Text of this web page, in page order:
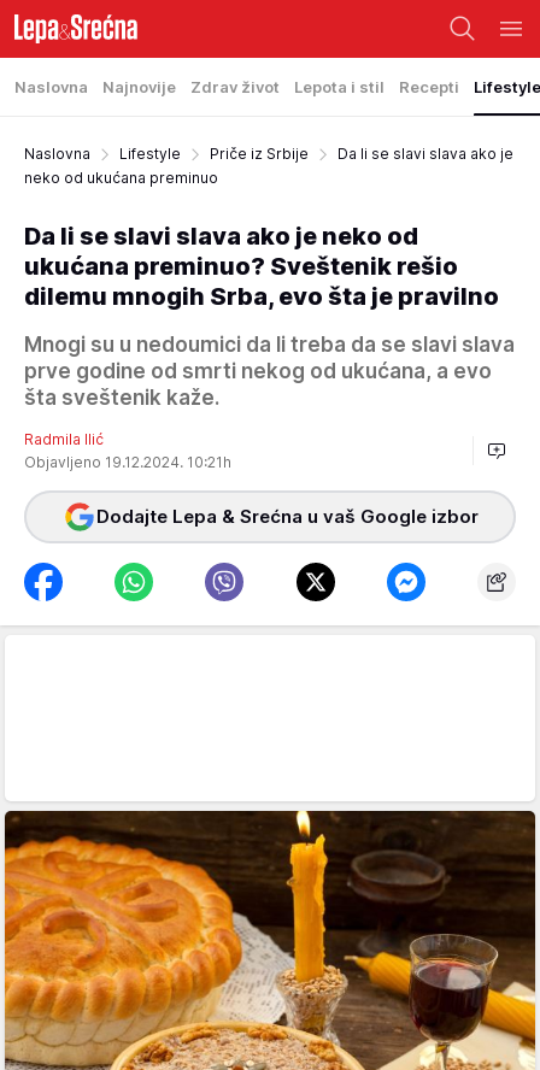
Naslovna Najnovije Zdrav život Lepota i stil Recepti Lifestyle
Naslovna Lifestyle Priče iz Srbije
Da li se slavi slava ako je
neko od ukućana preminuo
Da li se slavi slava ako je neko od
ukućana preminuo? Sveštenik rešio
dilemu mnogih Srba, evo šta je pravilno
Mnogi su u nedoumici da li treba da se slavi slava
prve godine od smrti nekog od ukućana, a evo
šta sveštenik kaže.
Radmila Ilić
Objavljeno 19.12.2024. 10:21h
Dodajte Lepa & Srećna u vaš Google izbor